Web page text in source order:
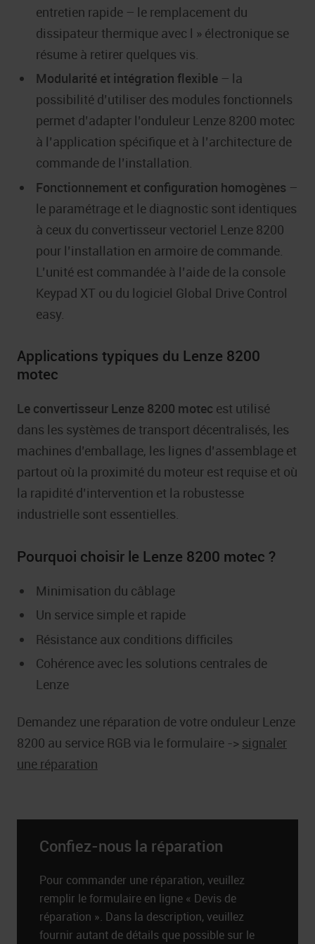
entretien rapide – le remplacement du
dissipateur thermique avec l » électronique se
résume à retirer quelques vis.
Modularité et intégration flexible – la
possibilité d’utiliser des modules fonctionnels
permet d’adapter l’onduleur Lenze 8200 motec
à l’application spécifique et à l’architecture de
commande de l’installation.
Fonctionnement et configuration homogènes –
le paramétrage et le diagnostic sont identiques
à ceux du convertisseur vectoriel Lenze 8200
pour l’installation en armoire de commande.
L’unité est commandée à l’aide de la console
Keypad XT ou du logiciel Global Drive Control
easy.
Applications typiques du Lenze 8200
motec
Le convertisseur Lenze 8200 motec est utilisé
dans les systèmes de transport décentralisés, les
machines d’emballage, les lignes d’assemblage et
partout où la proximité du moteur est requise et où
la rapidité d’intervention et la robustesse
industrielle sont essentielles.
Pourquoi choisir le Lenze 8200 motec ?
Minimisation du câblage
Un service simple et rapide
Résistance aux conditions difficiles
Cohérence avec les solutions centrales de
Lenze
Demandez une réparation de votre onduleur Lenze
8200 au service RGB via le formulaire -> signaler
une réparation
Confiez-nous la réparation
Pour commander une réparation, veuillez
remplir le formulaire en ligne « Devis de
réparation ». Dans la description, veuillez
fournir autant de détails que possible sur le